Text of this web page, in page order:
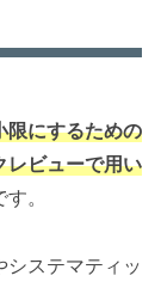
限にするための
レビューで用い
。
システマティッ